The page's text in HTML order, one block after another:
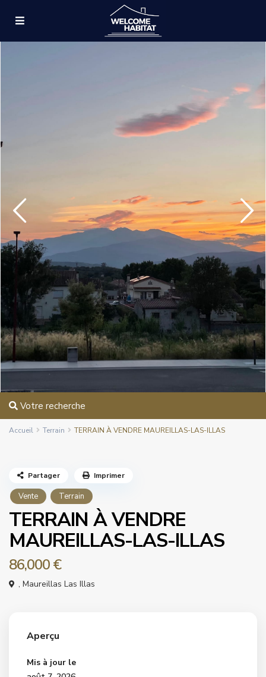
Votre recherche
Accueil Terrain TERRAIN À VENDRE MAUREILLAS-LAS-ILLAS
Vente Terrain
TERRAIN À VENDRE
MAUREILLAS-LAS-ILLAS
86,000 €
, Maureillas Las Illas
Partager Imprimer
Aperçu
Mis à jour le